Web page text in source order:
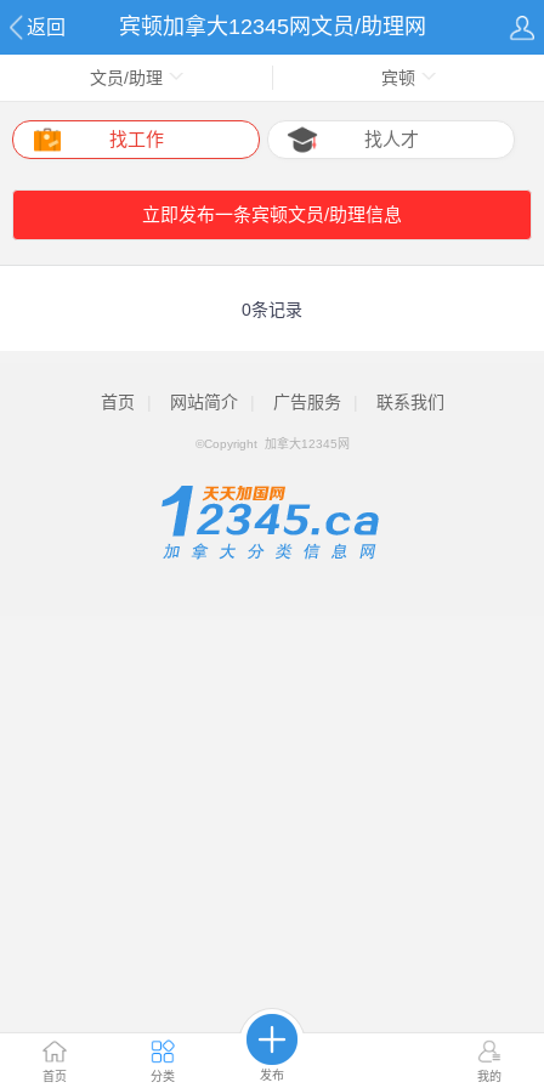
返回 宾顿加拿大12345网文员/助理网
首页 分类 发布 我的
文员/助理 宾顿
找工作 找人才
立即发布一条宾顿文员/助理信息
0条记录
首页 网站简介 广告服务 联系我们
©Copyright 加拿大12345网